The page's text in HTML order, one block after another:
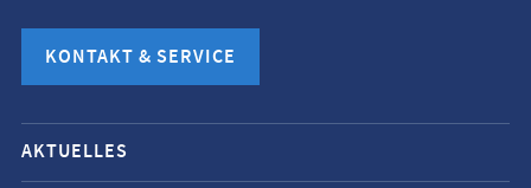
KONTAKT & SERVICE
Mobile-
Service-
AKTUELLES